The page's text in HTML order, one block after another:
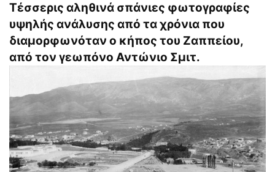
Τέσσερις αληθινά σπάνιες φωτογραφίες
υψηλής ανάλυσης από τα χρόνια που
διαμορφωνόταν ο κήπος του Ζαππείου,
από τον γεωπόνο Αντώνιο Σμιτ.